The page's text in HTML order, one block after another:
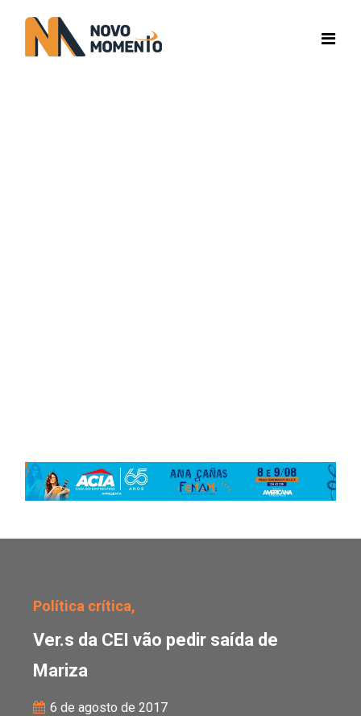
Política crítica,
Ver.s da CEI vão pedir saída de
Mariza
6 de agosto de 2017